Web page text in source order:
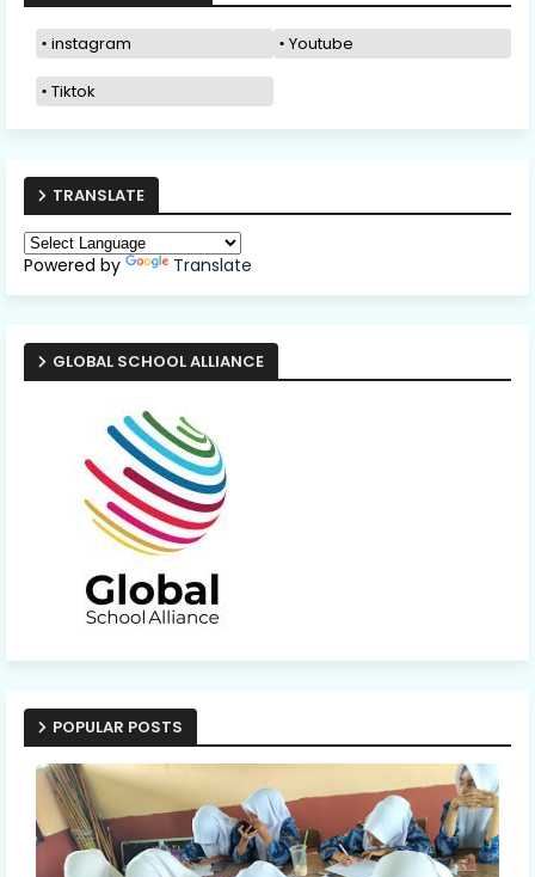
instagram Youtube
Tiktok
TRANSLATE
Powered by Translate
GLOBAL SCHOOL ALLIANCE
POPULAR POSTS